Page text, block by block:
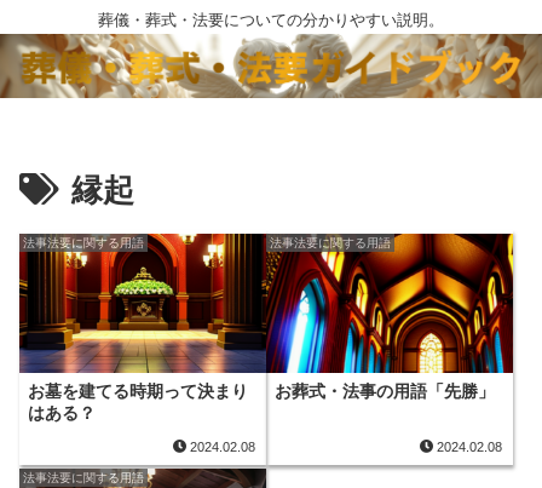
葬儀・葬式・法要についての分かりやすい説明。
縁起
法事法要に関する用語
お墓を建てる時期って決まり
はある？
2024.02.08
法事法要に関する用語
お葬式・法事の用語「先勝」
2024.02.08
法事法要に関する用語